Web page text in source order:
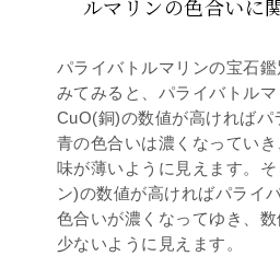
ルマリンの色合いに
パライバトルマリンの宝石
みてみると、パライバトル
CuO(銅)の数値が高ければパ
青の色合いは濃くなってい
味が薄いように見えます。
ン)の数値が高ければパライ
色合いが濃くなってゆき、
少ないように見えます。